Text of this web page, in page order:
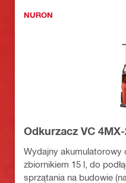
NURON
Odkurzacz VC
Wydajny akumulatorowy
zbiornikiem 15 l, do
sprzątania na budowie